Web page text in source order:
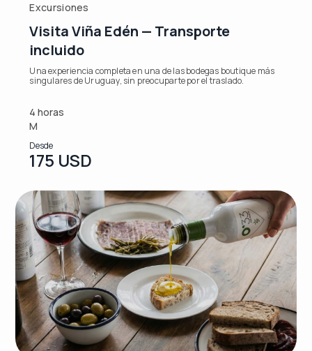
Excursiones
Visita Viña Edén — Transporte
incluido
Una experiencia completa en una de las bodegas boutique más
singulares de Uruguay, sin preocuparte por el traslado.
4 horas
M
Desde
175 USD